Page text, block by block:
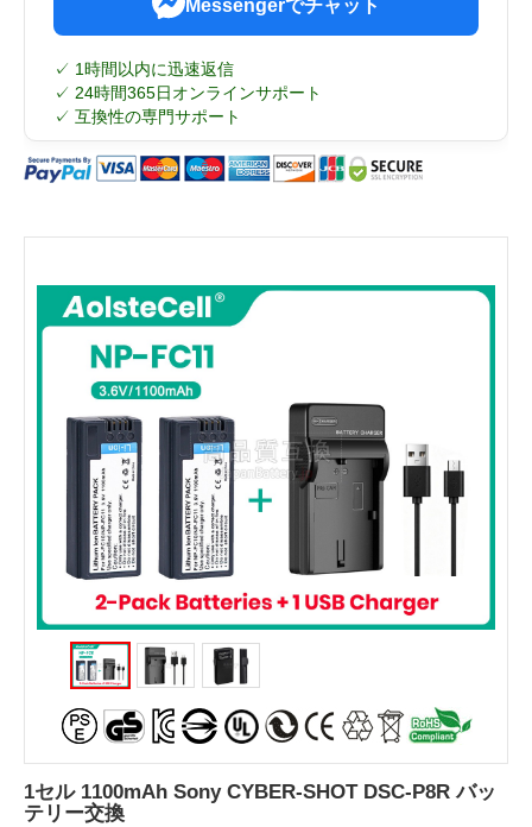
Messengerでチャット
✓ 1時間以内に迅速返信
✓ 24時間365日オンラインサポート
✓ 互換性の専門サポート
1セル 1100mAh Sony CYBER-SHOT DSC-P8R バッ
テリー交換